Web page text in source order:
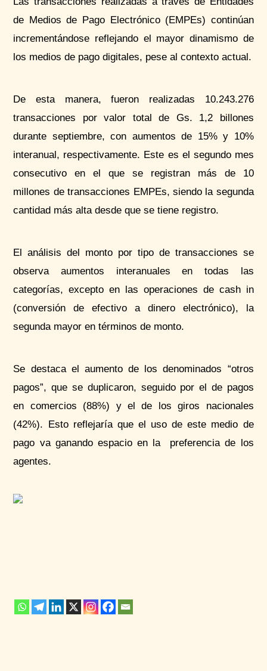
de Medios de Pago Electrónico (EMPEs) continúan
incrementándose reflejando el mayor dinamismo de
los medios de pago digitales, pese al contexto actual.
De esta manera, fueron realizadas 10.243.276
transacciones por valor total de Gs. 1,2 billones
durante septiembre, con aumentos de 15% y 10%
interanual, respectivamente. Este es el segundo mes
consecutivo en el que se registran más de 10
millones de transacciones EMPEs, siendo la segunda
cantidad más alta desde que se tiene registro.
El análisis del monto por tipo de transacciones se
observa aumentos interanuales en todas las
categorías, excepto en las operaciones de cash in
(conversión de efectivo a dinero electrónico), la
segunda mayor en términos de monto.
Se destaca el aumento de los denominados “otros
pagos”, que se duplicaron, seguido por el de pagos
en comercios (88%) y el de los giros nacionales
(42%). Esto reflejaría que el uso de este medio de
pago va ganando espacio en la preferencia de los
agentes.